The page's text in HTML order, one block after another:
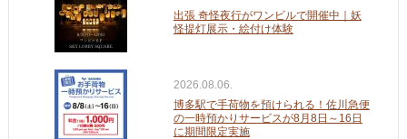
出張 奇怪夜行がワンビルで開催中｜妖
怪提灯展示・絵付け体験
2026.08.06.
博多駅で手荷物を預けられる！佐川急便
の一時預かりサービスが8月8日～16日
に期間限定実施